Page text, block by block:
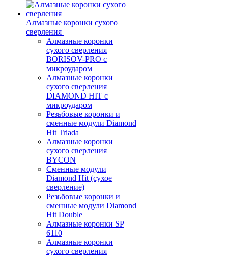
Алмазные коронки сухого
сверления
Алмазные коронки
сухого сверления
BORISOV-PRO с
микроударом
Алмазные коронки
сухого сверления
DIAMOND HIT с
микроударом
Резьбовые коронки и
сменные модули Diamond
Hit Triada
Алмазные коронки
сухого сверления
BYCON
Сменные модули
Diamond Hit (сухое
сверление)
Резьбовые коронки и
сменные модули Diamond
Hit Double
Алмазные коронки SP
6110
Алмазные коронки
сухого сверления